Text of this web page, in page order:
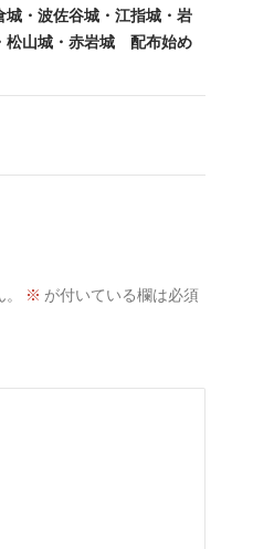
・波佐谷城・江指城・岩
松山城・赤岩城 配布始め
※ が付いている欄は必須